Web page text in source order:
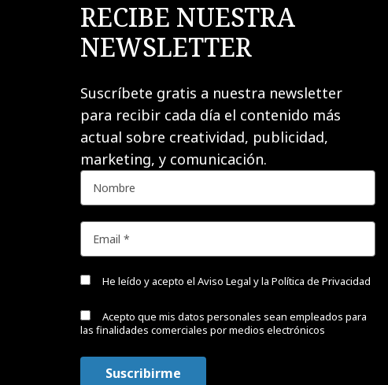
RECIBE NUESTRA
NEWSLETTER
Suscríbete gratis a nuestra newsletter
para recibir cada día el contenido más
actual sobre creatividad, publicidad,
marketing, y comunicación.
He leído y acepto el Aviso Legal y la Política de Privacidad
Acepto que mis datos personales sean empleados para
las finalidades comerciales por medios electrónicos